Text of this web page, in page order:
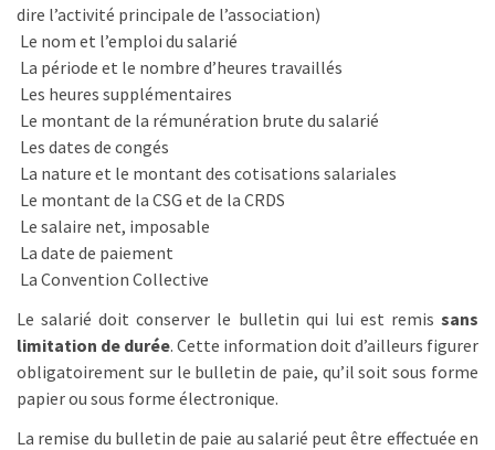
dire l’activité principale de l’association)
Le nom et l’emploi du salarié
La période et le nombre d’heures travaillés
Les heures supplémentaires
Le montant de la rémunération brute du salarié
Les dates de congés
La nature et le montant des cotisations salariales
Le montant de la CSG et de la CRDS
Le salaire net, imposable
La date de paiement
La Convention Collective
Le salarié doit conserver le bulletin qui lui est remis sans
limitation de durée. Cette information doit d’ailleurs figurer
obligatoirement sur le bulletin de paie, qu’il soit sous forme
papier ou sous forme électronique.
La remise du bulletin de paie au salarié peut être effectuée en